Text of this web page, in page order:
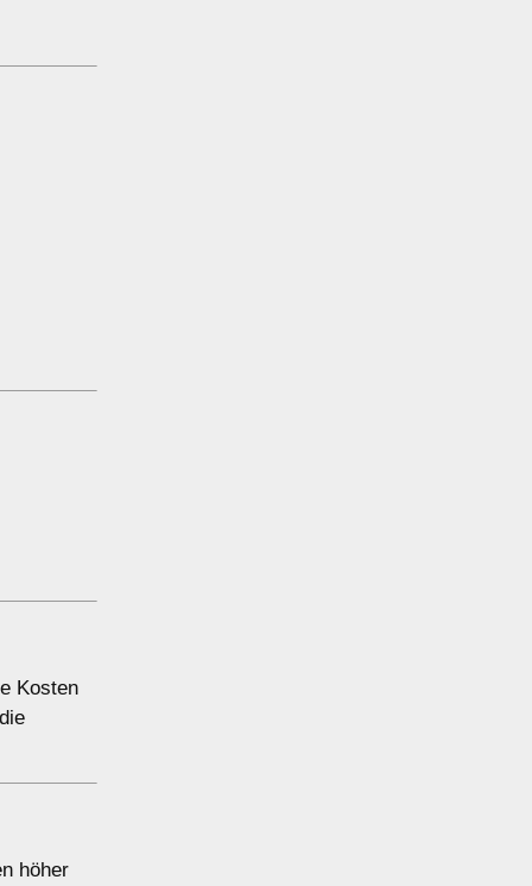
Kosten
höher